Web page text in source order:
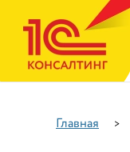
Главная >